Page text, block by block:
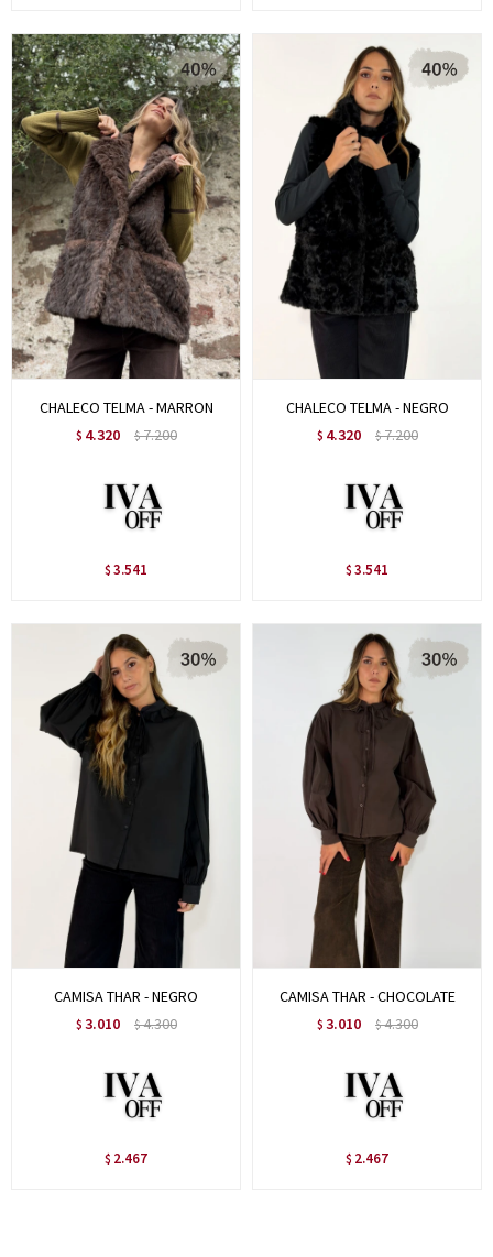
CHALECO TELMA - MARRON
$ 4.320 $7.200
$ 3.541
CHALECO TELMA - NEGRO
$ 4.320 $7.200
$ 3.541
CAMISA THAR - NEGRO
$ 3.010 $4.300
$ 2.467
CAMISA THAR - CHOCOLATE
$ 3.010 $4.300
$ 2.467